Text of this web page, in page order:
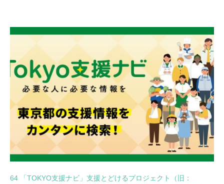
64 「TOKYO支援ナビ」支援とどけるプロジェクト（旧：